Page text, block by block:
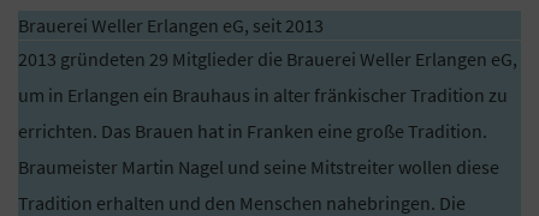
Brauerei Weller Erlangen eG, seit 2013
2013 gründeten 29 Mitglieder die Brauerei Weller Erlangen eG,
um in Erlangen ein Brauhaus in alter fränkischer Tradition zu
errichten. Das Brauen hat in Franken eine große Tradition.
Braumeister Martin Nagel und seine Mitstreiter wollen diese
Tradition erhalten und den Menschen nahebringen. Die